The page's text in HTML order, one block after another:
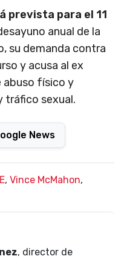
prevista para el 11
anual de la
su demanda contra
y acusa al ex
abuso físico y
tráfico sexual.
News
, Vince McMahon,
, director de